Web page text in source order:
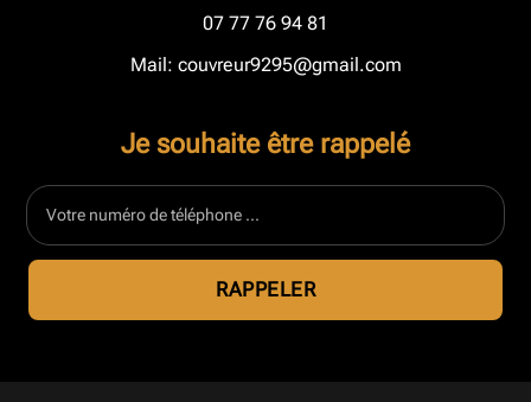
07 77 76 94 81
Mail: couvreur9295@gmail.com
Je souhaite être rappelé